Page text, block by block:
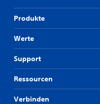
Produkte
Werte
Support
Ressourcen
Verbinden